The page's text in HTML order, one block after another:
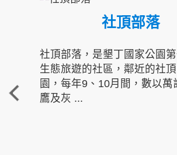
社頂部落
社頂部落，是墾丁國家公園
生態旅遊的社區，鄰近的社
園，每年9、10月間，數以萬
鷹及灰 ...